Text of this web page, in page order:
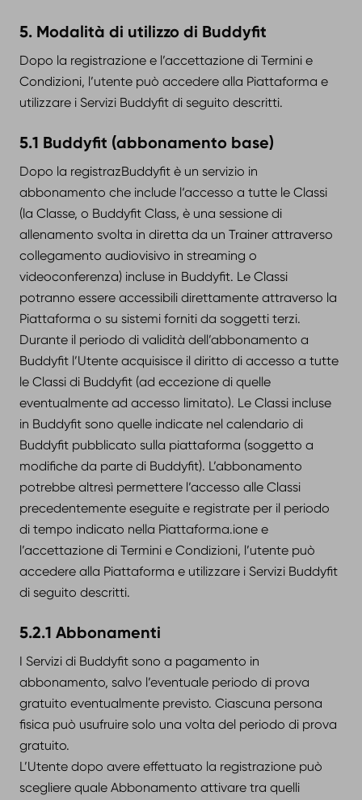
5. Modalità di utilizzo di Buddyfit
Dopo la registrazione e l’accettazione di Termini e
Condizioni, l’utente può accedere alla Piattaforma e
utilizzare i Servizi Buddyfit di seguito descritti.
5.1 Buddyfit (abbonamento base)
Dopo la registrazBuddyfit è un servizio in
abbonamento che include l‘accesso a tutte le Classi
(la Classe, o Buddyfit Class, è una sessione di
allenamento svolta in diretta da un Trainer attraverso
collegamento audiovisivo in streaming o
videoconferenza) incluse in Buddyfit. Le Classi
potranno essere accessibili direttamente attraverso la
Piattaforma o su sistemi forniti da soggetti terzi.
Durante il periodo di validità dell’abbonamento a
Buddyfit l’Utente acquisisce il diritto di accesso a tutte
le Classi di Buddyfit (ad eccezione di quelle
eventualmente ad accesso limitato). Le Classi incluse
in Buddyfit sono quelle indicate nel calendario di
Buddyfit pubblicato sulla piattaforma (soggetto a
modifiche da parte di Buddyfit). L’abbonamento
potrebbe altresì permettere l’accesso alle Classi
precedentemente eseguite e registrate per il periodo
di tempo indicato nella Piattaforma.ione e
l’accettazione di Termini e Condizioni, l’utente può
accedere alla Piattaforma e utilizzare i Servizi Buddyfit
di seguito descritti.
5.2.1 Abbonamenti
I Servizi di Buddyfit sono a pagamento in
abbonamento, salvo l’eventuale periodo di prova
gratuito eventualmente previsto. Ciascuna persona
fisica può usufruire solo una volta del periodo di prova
gratuito.
L’Utente dopo avere effettuato la registrazione può
scegliere quale Abbonamento attivare tra quelli